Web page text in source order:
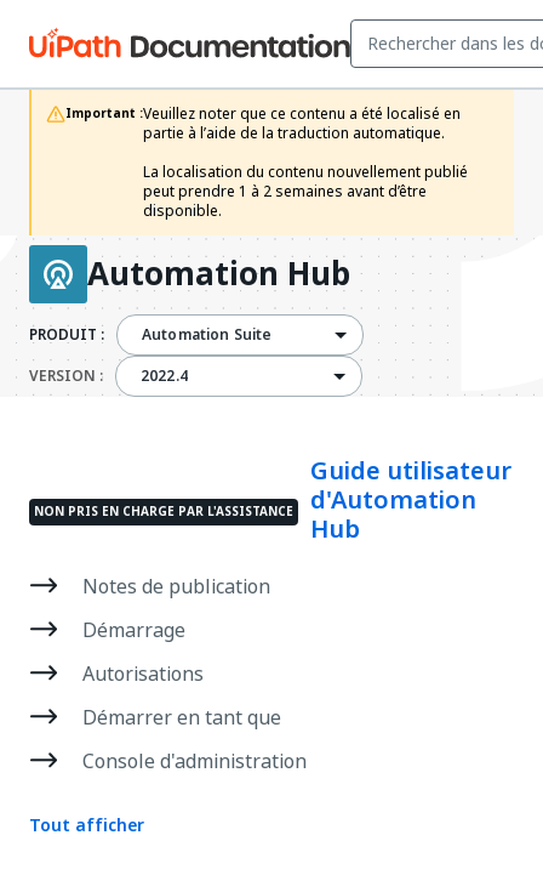
Important :Veuillez noter que ce contenu a été localisé en
partie à l’aide de la traduction automatique.
La localisation du contenu nouvellement publié
peut prendre 1 à 2 semaines avant d’être
disponible.
Automation Hub
PRODUIT :
Automation Suite
VERSION :2022.42022.4
NON PRIS EN CHARGE PAR L'ASSISTANCE
Guide utilisateur
d'Automation
Hub
Notes de publication
Démarrage
Autorisations
Démarrer en tant que
Console d'administration
Tout afficher